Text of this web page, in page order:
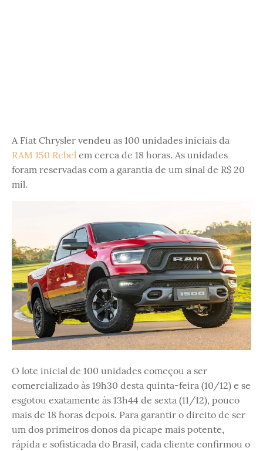
A Fiat Chrysler vendeu as 100 unidades iniciais da
RAM 150 Rebel em cerca de 18 horas. As unidades
foram reservadas com a garantia de um sinal de R$ 20
mil.
O lote inicial de 100 unidades começou a ser
comercializado às 19h30 desta quinta-feira (10/12) e se
esgotou exatamente às 13h44 de sexta (11/12), pouco
mais de 18 horas depois. Para garantir o direito de ser
um dos primeiros donos da picape mais potente,
rápida e sofisticada do Brasil, cada cliente confirmou o